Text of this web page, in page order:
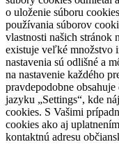
o uloženie súboru
používania súborov
vlastnosti našich stránok
existuje veľké množstvo
nastavenia sú odlišné a
na nastavenie každého
pravdepodobne
jazyku „Settings“, kde
cookies. S Vašimi
cookies ako aj
kontaktnú adresu